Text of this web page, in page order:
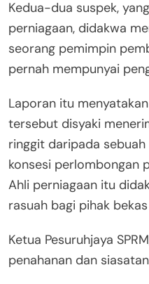
Kedua-dua suspek,
perniagaan, didakwa
seorang pemimpin
pernah mempunyai
Laporan itu
tersebut disyaki
ringgit daripada
konsesi perlombongan
Ahli perniagaan itu
rasuah bagi pihak
Ketua Pesuruhjaya
penahanan dan